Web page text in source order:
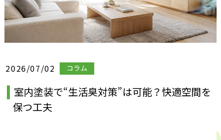
2026/07/02 コラム
室内塗装で“生活臭対策”は可能？快適空間を
保つ工夫